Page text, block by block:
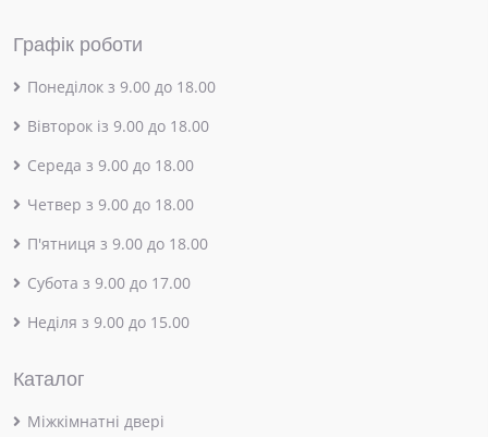
Графік роботи
Понеділок з 9.00 до 18.00
Вівторок із 9.00 до 18.00
Середа з 9.00 до 18.00
Четвер з 9.00 до 18.00
П'ятниця з 9.00 до 18.00
Субота з 9.00 до 17.00
Неділя з 9.00 до 15.00
Каталог
Міжкімнатні двері